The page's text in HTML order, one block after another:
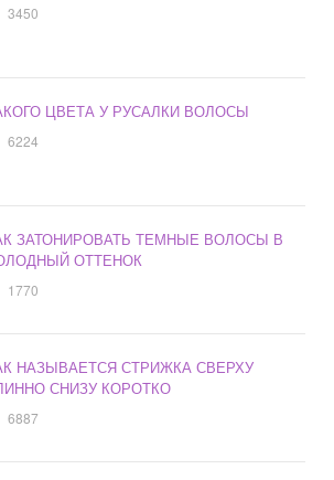
3450
ЦВЕТА У РУСАЛКИ ВОЛОСЫ
6224
ЗАТОНИРОВАТЬ ТЕМНЫЕ ВОЛОСЫ В
ОТТЕНОК
1770
НАЗЫВАЕТСЯ СТРИЖКА СВЕРХУ
СНИЗУ КОРОТКО
6887